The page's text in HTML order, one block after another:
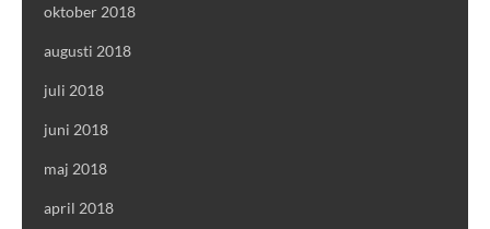
oktober 2018
augusti 2018
juli 2018
juni 2018
maj 2018
april 2018